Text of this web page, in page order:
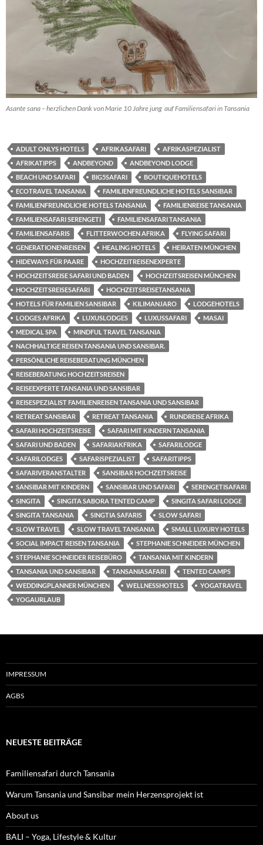
Asante sana – herzlichen Dank von Marie 10 Jahre jung auf Familiensafari in Tansania
ADULT ONLYS HOTELS AFRIKASAFARI
AFRIKASPEZIALIST
AFRIKATIPPS
ANDBEYOND
ANDBEYOND LODGE
BEACH UND SAFARI
BIG5SAFARI
BOUTIQUEHOTELS
ECOTRAVEL TANSANIA
FAMILIENFREUNDLICHE HOTELS SANSIBAR
FAMILIENFREUNDLICHE HOTELS TANSANIA
FAMILIENREISE TANSANIA
FAMILIENSAFARI SERENGETI
FAMILIENSAFARI TANSANIA
FAMILIENSAFARIS
FLITTERWOCHEN AFRIKA
FLYING SAFARI
GENERATIONENREISEN
HEALING HOTELS
HEIRATEN MÜNCHEN
HIDEWAYS FÜR PAARE
HOCHZEITREISENEXPERTE
HOCHZEITSREISE SAFARI UND BADEN
HOCHZEITSREISEN MÜNCHEN
HOCHZEITSREISESAFARI
HOCHZEITSREISETANSANIA
HOTELS FÜR FAMILIEN SANSIBAR
KILIMANJARO
LODGEHOTELS
LODGES AFRIKA
LUXUSLODGES LUXUSSAFARI
MASAI
MEDICAL SPA
MINDFUL TRAVEL TANSANIA
NACHHALTIGE REISEN TANSANIA UND SANSIBAR.
PERSÖNLICHE REISEBERATUNG MÜNCHEN
REISEBERATUNG HOCHZEITSREISEN
REISEEXPERTE TANSANIA UND SANSIBAR
REISESPEZIALIST FAMILIENREISEN TANSANIA UND SANSIBAR
RETREAT SANSIBAR
RETREAT TANSANIA
RUNDREISE AFRIKA
SAFARI HOCHZEITSREISE
SAFARI MIT KINDERN TANSANIA
SAFARI UND BADEN
SAFARIAKFRIKA
SAFARILODGE
SAFARILODGES
SAFARISPEZIALIST
SAFARITIPPS
SAFARIVERANSTALTER
SANSIBAR HOCHZEITSREISE
SANSIBAR MIT KINDERN
SANSIBAR UND SAFARI
SERENGETISAFARI
SINGITA
SINGITA SABORA TENTED CAMP
SINGITA SAFARI LODGE
SINGITA TANSANIA
SINGTIA SAFARIS
SLOW SAFARI
SLOW TRAVEL
SLOW TRAVEL TANSANIA
SMALL LUXURY HOTELS
SOCIAL IMPACT REISEN TANSANIA
STEPHANIE SCHNEIDER MÜNCHEN
STEPHANIE SCHNEIDER REISEBÜRO
TANSANIA MIT KINDERN
TANSANIA UND SANSIBAR
TANSANIASAFARI
TENTED CAMPS
WEDDINGPLANNER MÜNCHEN
WELLNESSHOTELS
YOGATRAVEL
YOGAURLAUB
IMPRESSUM
AGBS
NEUESTE BEITRÄGE
Familiensafari durch Tansania
Warum Tansania und Sansibar mein Herzensprojekt ist
About us
BALI – Yoga, Lifestyle & Kultur